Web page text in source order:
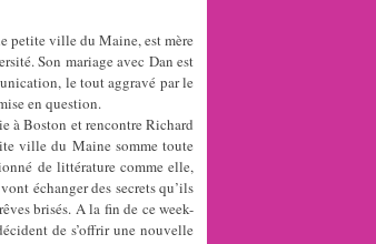
petite ville du Maine, est mère
Son mariage avec Dan est
le tout aggravé par le
en question.
à Boston et rencontre Richard
ville du Maine somme toute
de littérature comme elle,
échanger des secrets qu’ils
brisés. A la fin de ce week-
de s’offrir une nouvelle